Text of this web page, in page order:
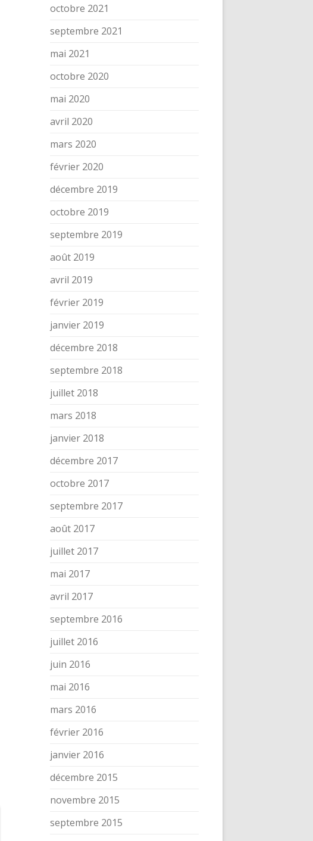
octobre 2021
septembre 2021
mai 2021
octobre 2020
mai 2020
avril 2020
mars 2020
février 2020
décembre 2019
octobre 2019
septembre 2019
août 2019
avril 2019
février 2019
janvier 2019
décembre 2018
septembre 2018
juillet 2018
mars 2018
janvier 2018
décembre 2017
octobre 2017
septembre 2017
août 2017
juillet 2017
mai 2017
avril 2017
septembre 2016
juillet 2016
juin 2016
mai 2016
mars 2016
février 2016
janvier 2016
décembre 2015
novembre 2015
septembre 2015